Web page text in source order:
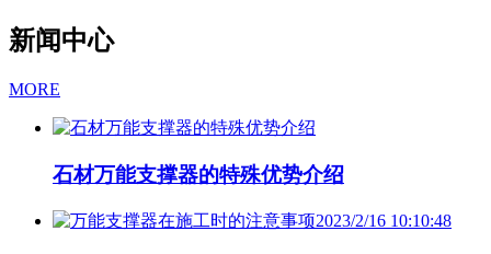
新闻中心
MORE
石材万能支撑器的特殊优势介绍
2023/2/16 10:10:48